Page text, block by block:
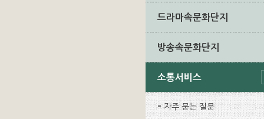
드라마속문화단지
방송속문화단지
소통서비스
자주 묻는 질문